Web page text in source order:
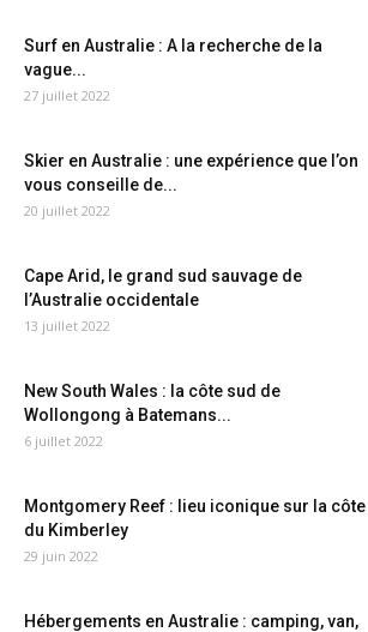
Surf en Australie : A la recherche de la
vague...
27 juillet 2022
Skier en Australie : une expérience que l’on
vous conseille de...
20 juillet 2022
Cape Arid, le grand sud sauvage de
l’Australie occidentale
13 juillet 2022
New South Wales : la côte sud de
Wollongong à Batemans...
6 juillet 2022
Montgomery Reef : lieu iconique sur la côte
du Kimberley
29 juin 2022
Hébergements en Australie : camping, van,